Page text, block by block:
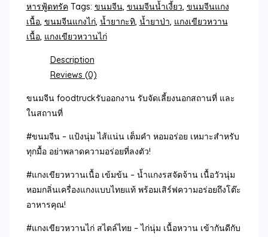
หารฟู้ดทรัค Tags: ขนมจีน, ขนมจีนน้ำเงี้ยว, ขนมจีนแกง
เนื้อ, ขนมจีนแกงไก่, น้ำยากะทิ, น้ำยาป่า, แกงเขียวหวาน
เนื้อ, แกงเขียวหวานไก่
Description
Reviews (0)
ขนมจีน foodtruckรับออกงาน รับจัดเลี้ยงนอกสถานที่ และ
ในสถานที่
#ขนมจีน – แป้งนุ่ม ไส้แน่น เต็มคำ หอมอร่อย เหมาะสำหรับ
ทุกมื้อ อย่าพลาดความอร่อยที่ลงตัว!
#แกงเขียวหวานเนื้อ เข้มข้น – น้ำแกงรสจัดจ้าน เนื้อวัวนุ่ม
หอมกลิ่นเครื่องแกงแบบไทยแท้ พร้อมเสิร์ฟความอร่อยถึงโต๊ะ
อาหารคุณ!
#แกงเขียวหวานไก่ สไตล์ไทย – ไก่นุ่ม เนื้อหวาน เข้ากันดีกับ